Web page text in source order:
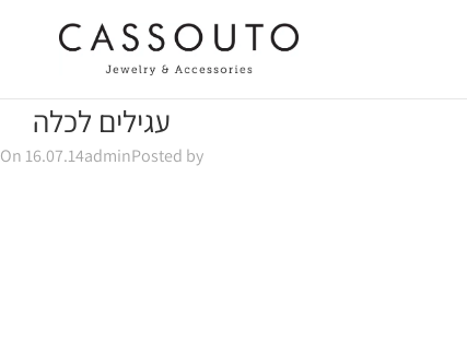
עגילים לכלה
Posted by
admin
On 16.07.14